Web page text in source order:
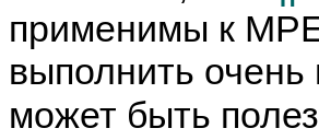
применимы к
выполнить очень
может быть